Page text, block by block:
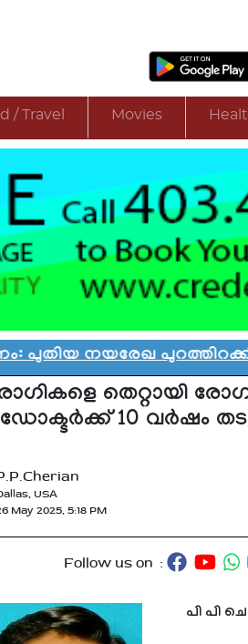
/ Travel Movies
പുറത്തിറക്കി|
തെറ്റായി
ഡോക്ടർക്ക് 10 വർഷം
USA
May 2025, 5:18 PM
Follow us on :
പി പി